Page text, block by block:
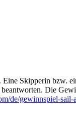
Skipperin bzw.
beantworten. Die
de/gewinnspiel-sail-